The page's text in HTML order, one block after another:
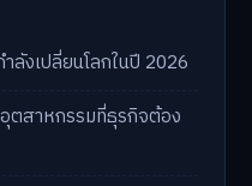
ลังเปลี่ยนโลกในปี 2026
ตสาหกรรมที่ธุรกิจต้อง